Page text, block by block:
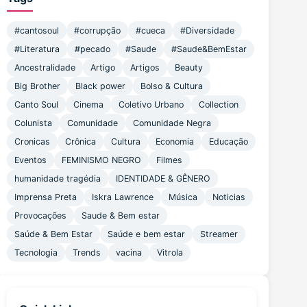
#cantosoul #corrupção #cueca
#Diversidade
#Literatura
#pecado #Saude
#Saude&BemEstar
Ancestralidade
Artigo Artigos
Beauty
Big Brother
Black power
Bolso & Cultura
Canto Soul
Cinema Coletivo Urbano
Collection
Colunista
Comunidade
Comunidade Negra
Cronicas
Crônica Cultura Economia
Educação
Eventos
FEMINISMO NEGRO
Filmes
humanidade tragédia
IDENTIDADE & GÊNERO
Imprensa Preta
Iskra Lawrence Música
Noticias
Provocações
Saude & Bem estar
Saúde & Bem Estar
Saúde e bem estar
Streamer
Tecnologia
Trends vacina Vitrola